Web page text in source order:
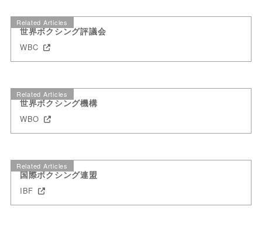
Related Articles
世界ボクシング評議会
WBC
Related Articles
世界ボクシング機構
WBO
Related Articles
国際ボクシング連盟
IBF